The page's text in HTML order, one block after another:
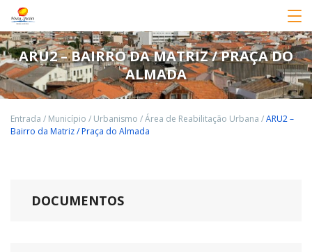
ARU2 – BAIRRO DA MATRIZ / PRAÇA DO
ALMADA
Entrada / Município / Urbanismo /Área de Reabilitação Urbana /ARU2 –
Bairro da Matriz / Praça do Almada
DOCUMENTOS